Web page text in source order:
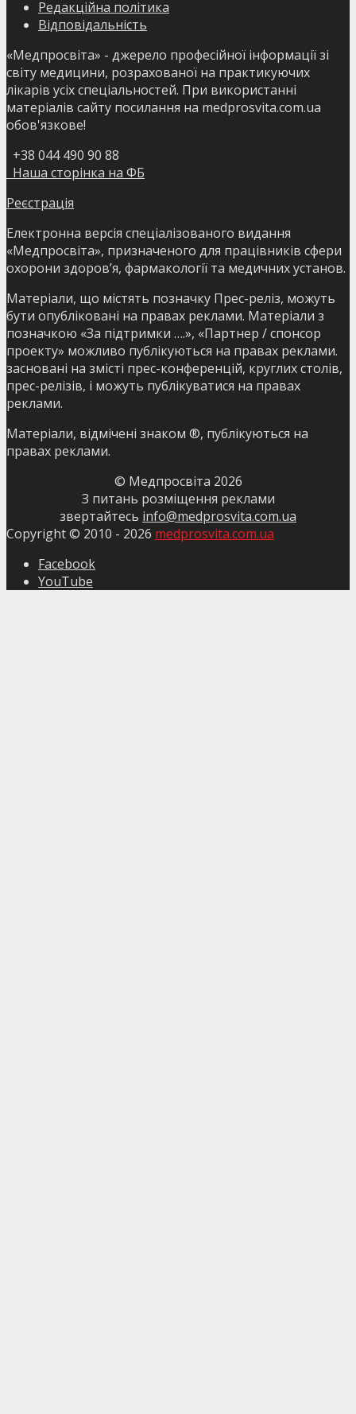
Редакційна політика
Відповідальність
«Медпросвіта» - джерело професійної інформації зі
світу медицини, розрахованої на практикуючих
лікарів усіх спеціальностей. При використанні
матеріалів сайту посилання на medprosvita.com.ua
обов'язкове!
+38 044 490 90 88
Наша сторінка на ФБ
Реєстрація
Електронна версія спеціалізованого видання
«Медпросвіта», призначеного для працівників сфери
охорони здоров’я, фармакології та медичних установ.
Матеріали, що містять позначку Прес-реліз, можуть
бути опубліковані на правах реклами. Матеріали з
позначкою «За підтримки ….», «Партнер / спонсор
проекту» можливо публікуються на правах реклами.
засновані на змісті прес-конференцій, круглих столів,
прес-релізів, і можуть публікуватися на правах
реклами.
Матеріали, відмічені знаком ®, публікуються на
правах реклами.
© Медпросвіта 2026
З питань розміщення реклами
звертайтесь info@medprosvita.com.ua
Copyright © 2010 - 2026 medprosvita.com.ua
Facebook
YouTube